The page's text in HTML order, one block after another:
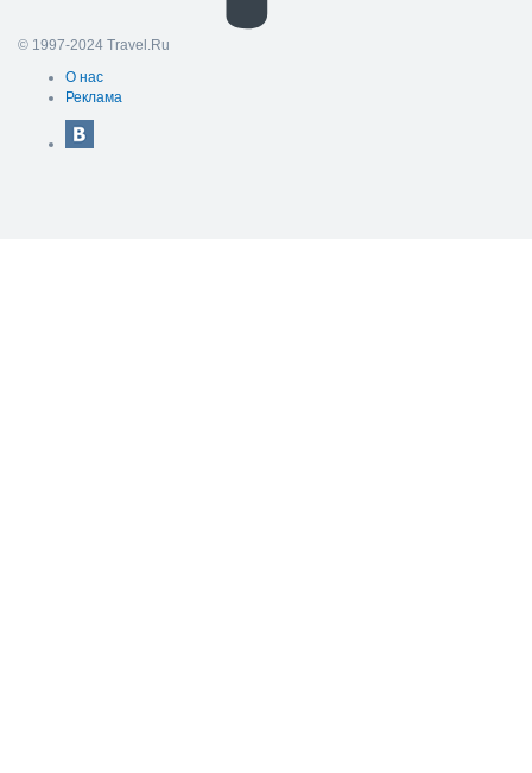
© 1997-2024 Travel.Ru
О нас
Реклама